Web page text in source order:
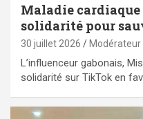
Maladie cardiaque
solidarité pour
30 juillet 2026 Modérateur
L’influenceur gabonais,
solidarité sur TikTok en